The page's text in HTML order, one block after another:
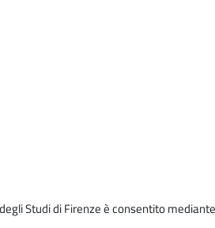
Studi di Firenze è consentito